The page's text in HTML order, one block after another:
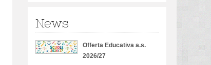
News
Offerta Educativa a.s.
2026/27